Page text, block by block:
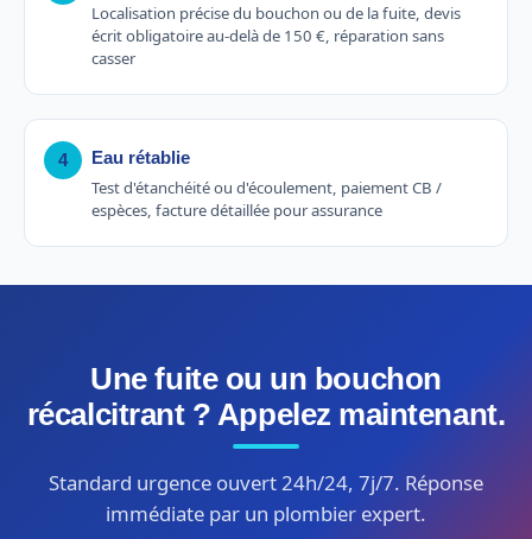
Localisation précise du bouchon ou de la fuite, devis
écrit obligatoire au-delà de 150 €, réparation sans
casser
4 Eau rétablie
Test d'étanchéité ou d'écoulement, paiement CB /
espèces, facture détaillée pour assurance
Une fuite ou un bouchon
récalcitrant ? Appelez maintenant.
Standard urgence ouvert 24h/24, 7j/7. Réponse
immédiate par un plombier expert.